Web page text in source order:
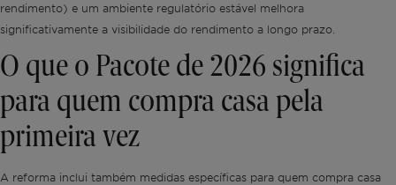
rendimento) e um ambiente regulatório estável melhora
significativamente a visibilidade do rendimento a longo prazo.
O que o Pacote de 2026 significa
para quem compra casa pela
primeira vez
A reforma inclui também medidas específicas para quem compra casa